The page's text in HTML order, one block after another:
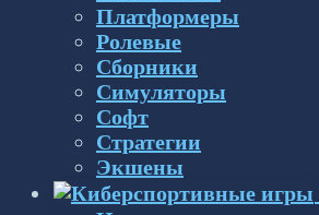
Платформеры
Ролевые
Сборники
Симуляторы
Софт
Стратегии
Экшены